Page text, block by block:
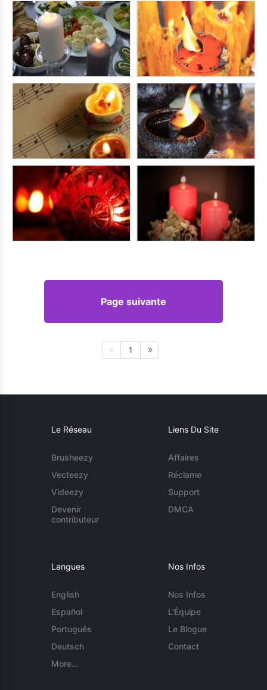
Page suivante
1
Le Réseau
Brusheezy
Vecteezy
Videezy
Devenir
contributeur
Liens Du Site
Affaires
Réclame
Support
DMCA
Langues
English
Español
Português
Deutsch
More...
Nos Infos
Nos Infos
L'Équipe
Le Blogue
Contact